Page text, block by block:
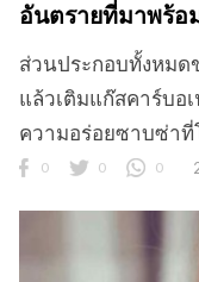
อันตรายที่มาพร้
ส่วนประกอบทั้งหม
แล้วเติมแก๊สคาร์บอ
ความอร่อยซาบซ่าที่
0 0 0